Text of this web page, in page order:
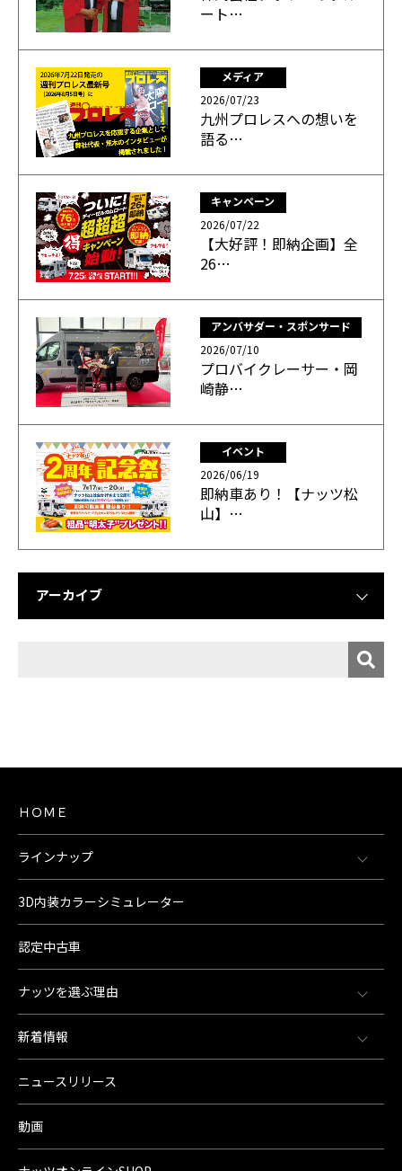
ート…
メディア
2026/07/23
九州プロレスへの想いを
語る…
キャンペーン
2026/07/22
【大好評！即納企画】全
26…
アンバサダー・スポンサード
2026/07/10
プロバイクレーサー・岡
崎静…
イベント
2026/06/19
即納車あり！【ナッツ松
山】…
アーカイブ
ＨＯＭＥ
ラインナップ
3D内装カラーシミュレーター
認定中古車
ナッツを選ぶ理由
新着情報
ニュースリリース
動画